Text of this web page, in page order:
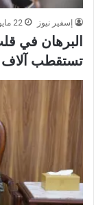
إسفير نيوز 22 مايو، 2026
البرهان في
تستقطب آلاف